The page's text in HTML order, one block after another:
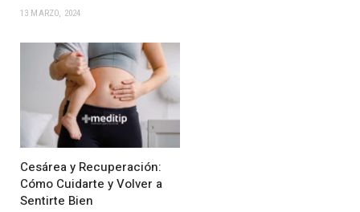
13 MARZO, 2024
Cesárea y Recuperación:
Cómo Cuidarte y Volver a
Sentirte Bien